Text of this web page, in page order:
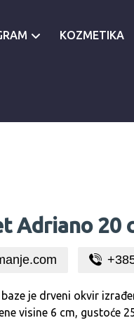
KOZMETIKA
Adriano 20
baze je drveni okvir
visine 6 cm, gustoće